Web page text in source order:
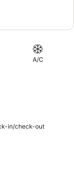
A/C
in/check-out